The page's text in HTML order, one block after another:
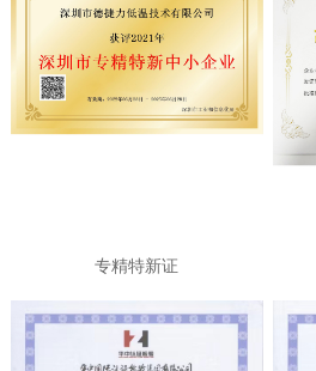
专精特新证